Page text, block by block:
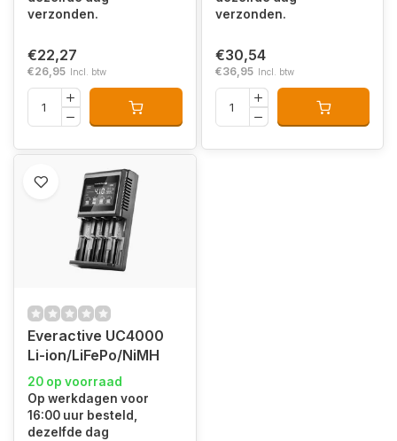
verzonden.
€22,27
€26,95 Incl. btw
verzonden.
€30,54
€36,95 Incl. btw
Everactive UC4000
Li-ion/LiFePo/NiMH
20 op voorraad
Op werkdagen voor
16:00 uur besteld,
dezelfde dag